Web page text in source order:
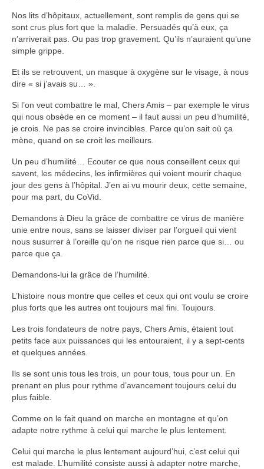
Nos lits d’hôpitaux, actuellement, sont remplis de gens qui se
sont crus plus fort que la maladie. Persuadés qu’à eux, ça
n’arriverait pas. Ou pas trop gravement. Qu’ils n’auraient qu’une
simple grippe.
Et ils se retrouvent, un masque à oxygène sur le visage, à nous
dire « si j’avais su… ».
Si l’on veut combattre le mal, Chers Amis – par exemple le virus
qui nous obsède en ce moment – il faut aussi un peu d’humilité,
je crois. Ne pas se croire invincibles. Parce qu’on sait où ça
mène, quand on se croit les meilleurs.
Un peu d’humilité… Ecouter ce que nous conseillent ceux qui
savent, les médecins, les infirmières qui voient mourir chaque
jour des gens à l’hôpital. J’en ai vu mourir deux, cette semaine,
pour ma part, du CoVid.
Demandons à Dieu la grâce de combattre ce virus de manière
unie entre nous, sans se laisser diviser par l’orgueil qui vient
nous susurrer à l’oreille qu’on ne risque rien parce que si… ou
parce que ça.
Demandons-lui la grâce de l’humilité.
L’histoire nous montre que celles et ceux qui ont voulu se croire
plus forts que les autres ont toujours mal fini. Toujours.
Les trois fondateurs de notre pays, Chers Amis, étaient tout
petits face aux puissances qui les entouraient, il y a sept-cents
et quelques années.
Ils se sont unis tous les trois, un pour tous, tous pour un. En
prenant en plus pour rythme d’avancement toujours celui du
plus faible.
Comme on le fait quand on marche en montagne et qu’on
adapte notre rythme à celui qui marche le plus lentement.
Celui qui marche le plus lentement aujourd’hui, c’est celui qui
est malade. L’humilité consiste aussi à adapter notre marche,